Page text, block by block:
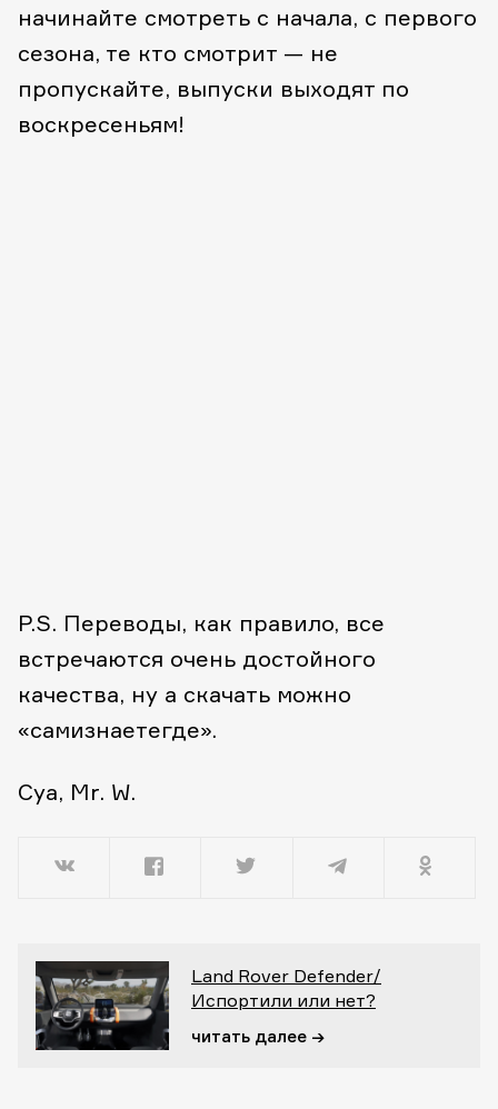
начинайте смотреть с начала, с первого
сезона, те кто смотрит — не
пропускайте, выпуски выходят по
воскресеньям!
P.S. Переводы, как правило, все
встречаются очень достойного
качества, ну а скачать можно
«самизнаетегде».
Cya, Mr. W.
Land Rover Defender/
Испортили или нет?
читать далее →